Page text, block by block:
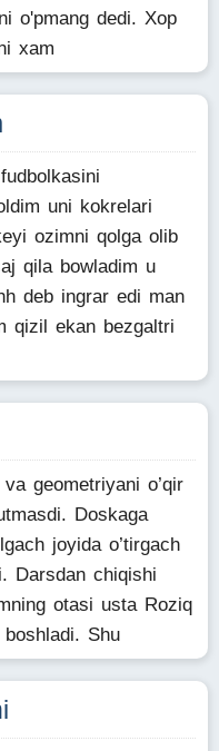
o'pmang dedi. Xop
xam
uni kokrelari
ozimni qolga olib
qila bowladim u
deb ingrar edi man
qizil ekan bezgaltri
geometriyani o’qir
Doskaga
joyida o’tirgach
Darsdan chiqishi
otasi usta Roziq
Shu